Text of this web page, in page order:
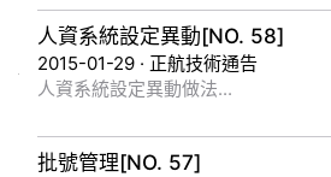
驟： 1.工具—常用辭庫： 路徑：工具列à工具à常用辭庫 ... 觀
看完整文章
人資系統設定異動[NO. 58]
2015-01-29 · 正航技術通告
人資系統設定異動做法...
批號管理[NO. 57]